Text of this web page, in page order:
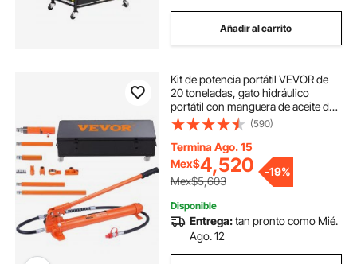
Añadir al carrito
Kit de potencia portátil VEVOR de
20 toneladas, gato hidráulico
portátil con manguera de aceite de
1,4 m (4,6 pies), herramienta para
reparación de chasis de
automóviles con estuche de
almacenamiento para automoción,
maquinaria pesada y mecánica
(2000 kg).
(590)
Termina Ago. 15
Mex$4,520
Mex$5,603
-19%
Disponible
Entrega:tan pronto como Mié.
Ago. 12